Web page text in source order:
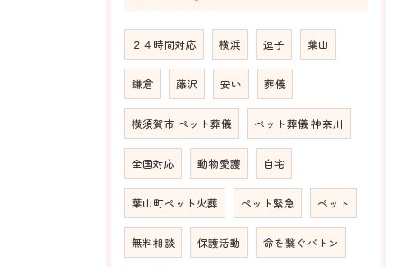
２４時間対応 横浜 逗子 葉山
鎌倉 藤沢 安い 葬儀
横須賀市 ペット葬儀 ペット葬儀 神奈川
全国対応 動物愛護 自宅
葉山町ペット火葬 ペット緊急 ペット
無料相談 保護活動 命を繋ぐバトン